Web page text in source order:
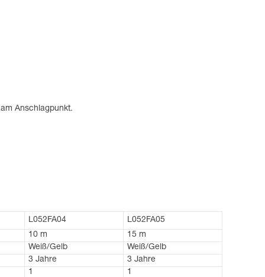
Anschlagpunkt.
L052FA04
L052FA05
10 m
15 m
Weiß/Gelb
Weiß/Gelb
3 Jahre
3 Jahre
1
1